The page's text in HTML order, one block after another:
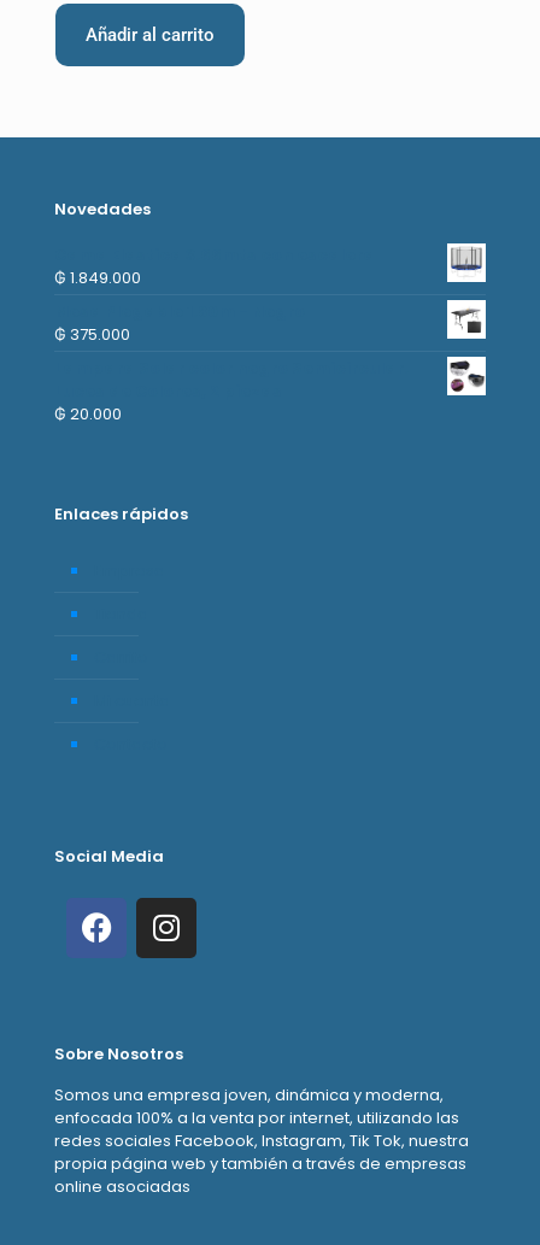
Añadir al carrito
Novedades
₲ 1.849.000
₲ 375.000
₲ 20.000
Enlaces rápidos
Social Media
Sobre Nosotros
Somos una empresa joven, dinámica y moderna,
enfocada 100% a la venta por internet, utilizando las
redes sociales Facebook, Instagram, Tik Tok, nuestra
propia página web y también a través de empresas
online asociadas